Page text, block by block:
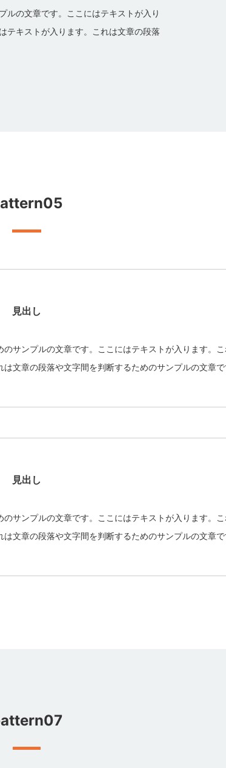
ルの文章です。ここにはテキストが入り
テキストが入ります。これは文章の段落
見出し
サンプルの文章です。ここにはテキストが入ります。
文章の段落や文字間を判断するためのサンプルの文章で
見出し
サンプルの文章です。ここにはテキストが入ります。
文章の段落や文字間を判断するためのサンプルの文章で